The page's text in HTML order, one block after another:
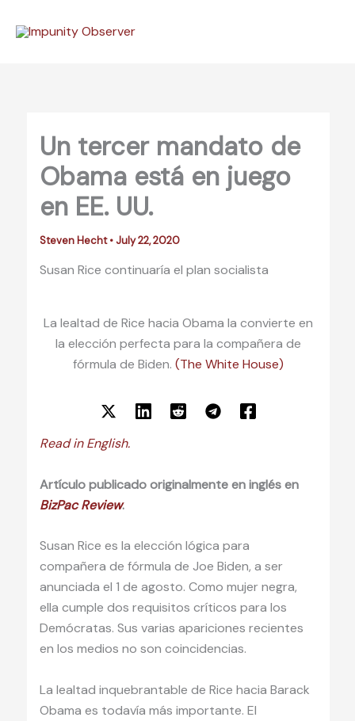
Un tercer mandato de
Obama está en juego
en EE. UU.
Steven Hecht• July 22, 2020
Susan Rice continuaría el plan socialista
La lealtad de Rice hacia Obama la convierte en
la elección perfecta para la compañera de
fórmula de Biden. (The White House)
Read in English.
Artículo publicado originalmente en inglés en
BizPac Review.
Susan Rice es la elección lógica para
compañera de fórmula de Joe Biden, a ser
anunciada el 1 de agosto. Como mujer negra,
ella cumple dos requisitos críticos para los
Demócratas. Sus varias apariciones recientes
en los medios no son coincidencias.
La lealtad inquebrantable de Rice hacia Barack
Obama es todavía más importante. El